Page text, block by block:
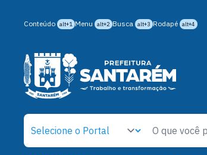
Conteúdo alt+1 Menu alt+2 Busca alt+3 Rodapé alt+4